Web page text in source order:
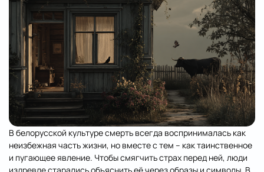
В белорусской культуре смерть всегда воспринималась как
неизбежная часть жизни, но вместе с тем – как таинственное
и пугающее явление. Чтобы смягчить страх перед ней, люди